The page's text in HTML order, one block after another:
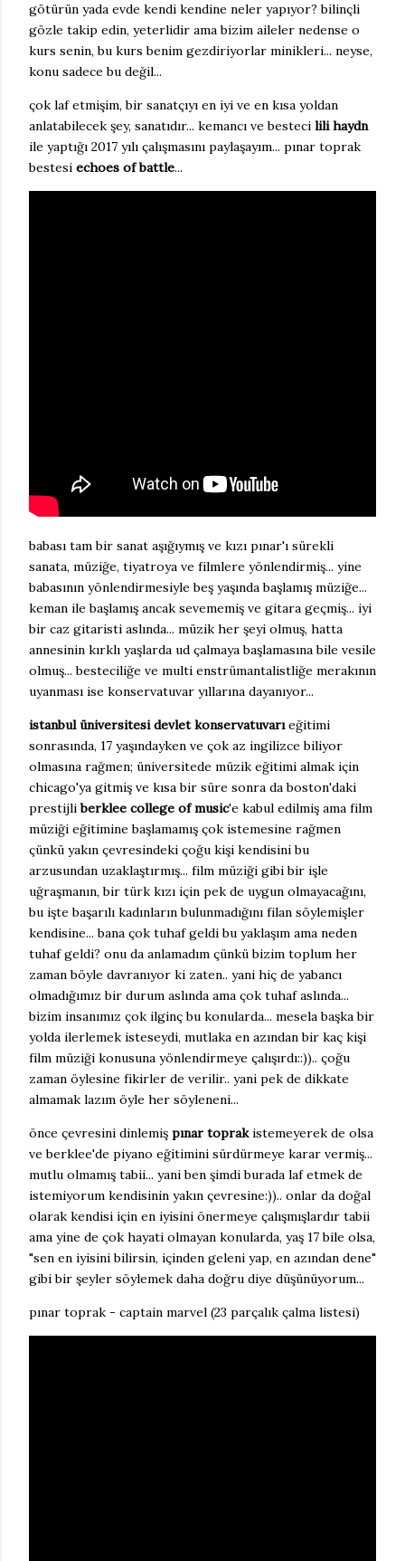
götürün yada evde kendi kendine neler yapıyor? bilinçli
gözle takip edin, yeterlidir ama bizim aileler nedense o
kurs senin, bu kurs benim gezdiriyorlar minikleri... neyse,
konu sadece bu değil...
çok laf etmişim, bir sanatçıyı en iyi ve en kısa yoldan
anlatabilecek şey, sanatıdır... kemancı ve besteci lili haydn
ile yaptığı 2017 yılı çalışmasını paylaşayım... pınar toprak
bestesi echoes of battle...
babası tam bir sanat aşığıymış ve kızı pınar'ı sürekli
sanata, müziğe, tiyatroya ve filmlere yönlendirmiş... yine
babasının yönlendirmesiyle beş yaşında başlamış müziğe...
keman ile başlamış ancak sevememiş ve gitara geçmiş... iyi
bir caz gitaristi aslında... müzik her şeyi olmuş, hatta
annesinin kırklı yaşlarda ud çalmaya başlamasına bile vesile
olmuş... besteciliğe ve multi enstrümantalistliğe merakının
uyanması ise konservatuvar yıllarına dayanıyor...
istanbul üniversitesi devlet konservatuvarıeğitimi
sonrasında, 17 yaşındayken ve çok az ingilizce biliyor
olmasına rağmen; üniversitede müzik eğitimi almak için
chicago'ya gitmiş ve kısa bir süre sonra da boston'daki
prestijliberklee college of music'e kabul edilmiş ama film
müziği eğitimine başlamamış çok istemesine rağmen
çünkü yakın çevresindeki çoğu kişi kendisini bu
arzusundan uzaklaştırmış... film müziği gibi bir işle
uğraşmanın, bir türk kızı için pek de uygun olmayacağını,
bu işte başarılı kadınların bulunmadığını filan söylemişler
kendisine... bana çok tuhaf geldi bu yaklaşım ama neden
tuhaf geldi? onu da anlamadım çünkü bizim toplum her
zaman böyle davranıyor ki zaten.. yani hiç de yabancı
olmadığımız bir durum aslında ama çok tuhaf aslında...
bizim insanımız çok ilginç bu konularda... mesela başka bir
yolda ilerlemek isteseydi, mutlaka en azından bir kaç kişi
film müziği konusuna yönlendirmeye çalışırdı::)).. çoğu
zaman öylesine fikirler de verilir.. yani pek de dikkate
almamak lazım öyle her söyleneni...
önce çevresini dinlemiş pınar toprakistemeyerek de olsa
ve berklee'de piyano eğitimini sürdürmeye karar vermiş...
mutlu olmamış tabii... yani ben şimdi burada laf etmek de
istemiyorum kendisinin yakın çevresine:)).. onlar da doğal
olarak kendisi için en iyisini önermeye çalışmışlardır tabii
ama yine de çok hayati olmayan konularda, yaş 17 bile olsa,
"sen en iyisini bilirsin, içinden geleni yap, en azından dene"
gibi bir şeyler söylemek daha doğru diye düşünüyorum...
pınar toprak - captain marvel (23 parçalık çalma listesi)